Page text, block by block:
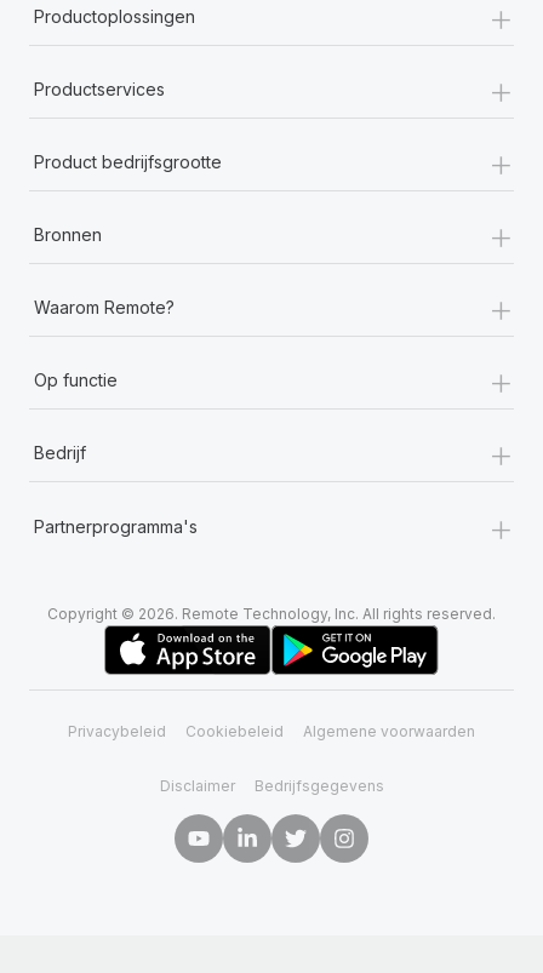
Productoplossingen +
Productservices +
Product bedrijfsgrootte +
Bronnen +
Waarom Remote? +
Op functie +
Bedrijf +
Partnerprogramma's +
Copyright © 2026. Remote Technology, Inc. All rights reserved.
Privacybeleid Cookiebeleid Algemene voorwaarden
Disclaimer Bedrijfsgegevens